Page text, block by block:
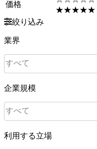
価格
★★★★★
絞り込み
業界
すべて
企業規模
すべて
利用する立場